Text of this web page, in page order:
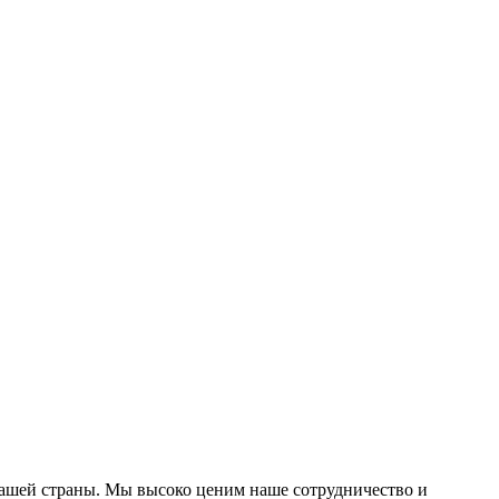
страны. Мы высоко ценим наше сотрудничество и